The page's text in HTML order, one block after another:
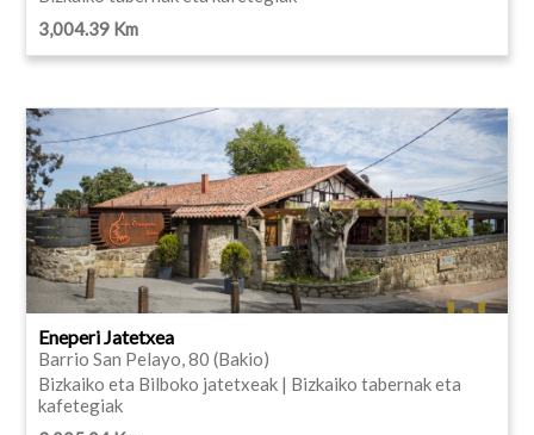
3,004.39 Km
Eneperi Jatetxea
Barrio San Pelayo, 80 (Bakio)
Bizkaiko eta Bilboko jatetxeak | Bizkaiko tabernak eta
kafetegiak